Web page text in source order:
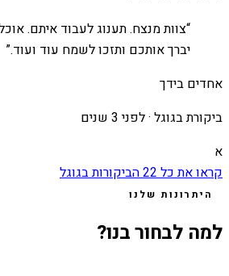
“צוות מנצח. תענוג לעבוד איתם.
יברך אותכם ותזכו לשמח עוד ועוד.”
אחדים בידך
ביקורת בגוגל ·לפני 3 שנים
א
קראו את כל22הביקורות בגוגל
היתרונות שלנו
למה לבחור בנו?